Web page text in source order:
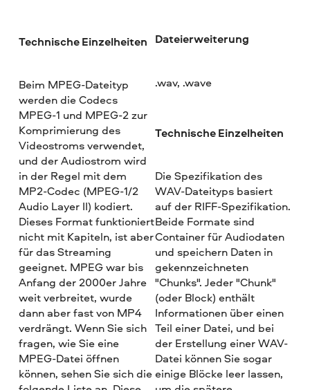
Technische Einzelheiten
Beim MPEG-Dateityp
werden die Codecs
MPEG-1 und MPEG-2 zur
Komprimierung des
Videostroms verwendet,
und der Audiostrom wird
in der Regel mit dem
MP2-Codec (MPEG-1/2
Audio Layer II) kodiert.
Dieses Format funktioniert
nicht mit Kapiteln, ist aber
für das Streaming
geeignet. MPEG war bis
Anfang der 2000er Jahre
weit verbreitet, wurde
dann aber fast von MP4
verdrängt. Wenn Sie sich
fragen, wie Sie eine
MPEG-Datei öffnen
können, sehen Sie sich die
Dateierweiterung
.wav, .wave
Technische Einzelheiten
Die Spezifikation des
WAV-Dateityps basiert
auf der RIFF-Spezifikation.
Beide Formate sind
Container für Audiodaten
und speichern Daten in
gekennzeichneten
"Chunks". Jeder "Chunk"
(oder Block) enthält
Informationen über einen
Teil einer Datei, und bei
der Erstellung einer WAV-
Datei können Sie sogar
einige Blöcke leer lassen,